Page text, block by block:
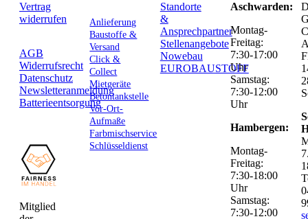
Vertrag
widerrufen
AGB
Widerrufsrecht
Datenschutz
Newsletteranmeldung
Batterieentsorgung
Mitglied
Anlieferung
Baustoffe &
Versand
Click &
Collect
Mietgeräte
Betontankstelle
Vor-Ort-
Aufmaße
Farbmischservice
Schlüsseldienst
Standorte
&
Ansprechpartner
Stellenangebote
Nowebau
EUROBAUSTOFF
Aschwarden:
Montag-
Freitag:
7:30-17:00
Uhr
Samstag:
7:30-12:00
Uhr
Hambergen:
Montag-
Freitag:
7:30-18:00
Uhr
Samstag:
7:30-12:00